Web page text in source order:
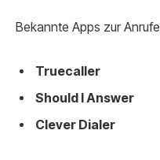
Bekannte Apps zur
Truecaller
Should I Answer
Clever Dialer